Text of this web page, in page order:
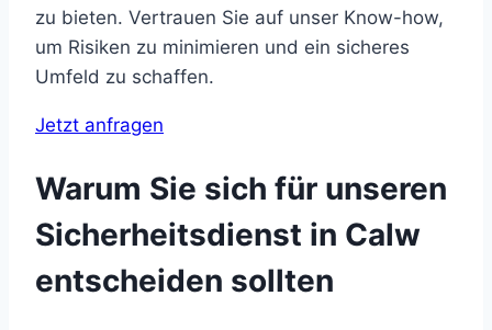
zu bieten. Vertrauen Sie auf unser Know-how,
um Risiken zu minimieren und ein sicheres
Umfeld zu schaffen.
Jetzt anfragen
Warum Sie sich für unseren
Sicherheitsdienst in Calw
entscheiden sollten